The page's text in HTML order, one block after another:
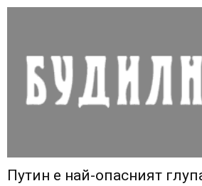
Путин е най-опасният